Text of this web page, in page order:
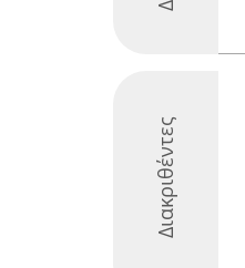
Διακριθέντες